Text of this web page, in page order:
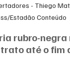
- Thiego
Estadão Conteúdo
rubro-negra
até o fim